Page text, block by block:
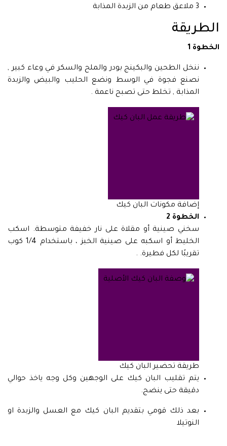
3 ملاعق طعام من الزبدة المذابة
الطريقة
الخطوة 1
ننخل الطحين والبكينج بودر والملح والسكر في وعاء كبير ,
نصنع فجوة في الوسط ونضع الحليب والبيض والزبدة
المذابة , تخلط حتى تصبح ناعمة .
إضافة مكونات البان كيك
الخطوة 2
سخني صينية أو مقلاة على نار خفيفة متوسطة. اسكب
الخليط أو اسكبه على صينية الخبز ، باستخدام 1/4 كوب
تقريبًا لكل فطيرة. .
طريقة تحضير البان كيك
يتم تقليب البان كيك على الوجهين وكل وجه ياخذ حوالي
دقيقة حتى ينضج.
بعد ذلك قومي بتقديم البان كيك مع العسل والزبدة او
النوتيلا